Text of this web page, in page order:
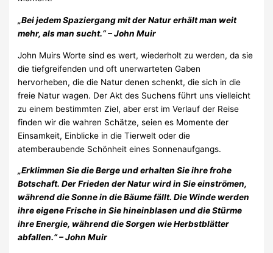
„Bei jedem Spaziergang mit der Natur erhält man weit
mehr, als man sucht.“ – John Muir
John Muirs Worte sind es wert, wiederholt zu werden, da sie
die tiefgreifenden und oft unerwarteten Gaben
hervorheben, die die Natur denen schenkt, die sich in die
freie Natur wagen. Der Akt des Suchens führt uns vielleicht
zu einem bestimmten Ziel, aber erst im Verlauf der Reise
finden wir die wahren Schätze, seien es Momente der
Einsamkeit, Einblicke in die Tierwelt oder die
atemberaubende Schönheit eines Sonnenaufgangs.
„Erklimmen Sie die Berge und erhalten Sie ihre frohe
Botschaft. Der Frieden der Natur wird in Sie einströmen,
während die Sonne in die Bäume fällt. Die Winde werden
ihre eigene Frische in Sie hineinblasen und die Stürme
ihre Energie, während die Sorgen wie Herbstblätter
abfallen.“ – John Muir